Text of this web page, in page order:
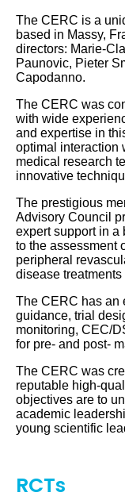
The CERC is a
based in Massy,
directors: Marie-
Paunovic, Pieter
Capodanno.
The CERC was
with wide
and expertise in
optimal interaction
medical research
innovative
The prestigious
Advisory Council
expert support in a
to the assessment
peripheral
disease
The CERC has an
guidance, trial
monitoring, CEC/
for pre- and post-
The CERC was
reputable high-
objectives are to
academic
young scientific
RCTs